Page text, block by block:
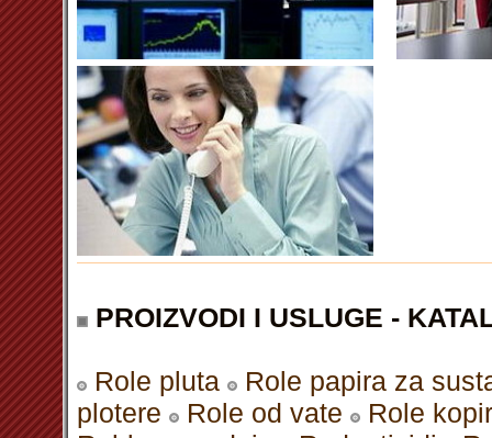
PROIZVODI I USLUGE -
Role pluta
Role papira za
plotere
Role od vate
Role